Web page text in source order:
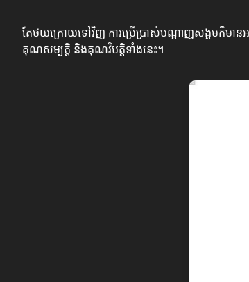
តែថយក្រោយទៅវិញ ការប្រើប្រាស់បណ្តាញសង្គមក៏មានអ
គុណសម្បត្តិ និងគុណវិបត្តិទាំងនេះ។